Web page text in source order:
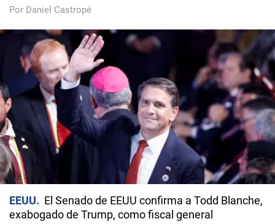
Por Daniel Castropé
EEUU
El Senado de EEUU confirma a Todd Blanche,
exabogado de Trump, como fiscal general